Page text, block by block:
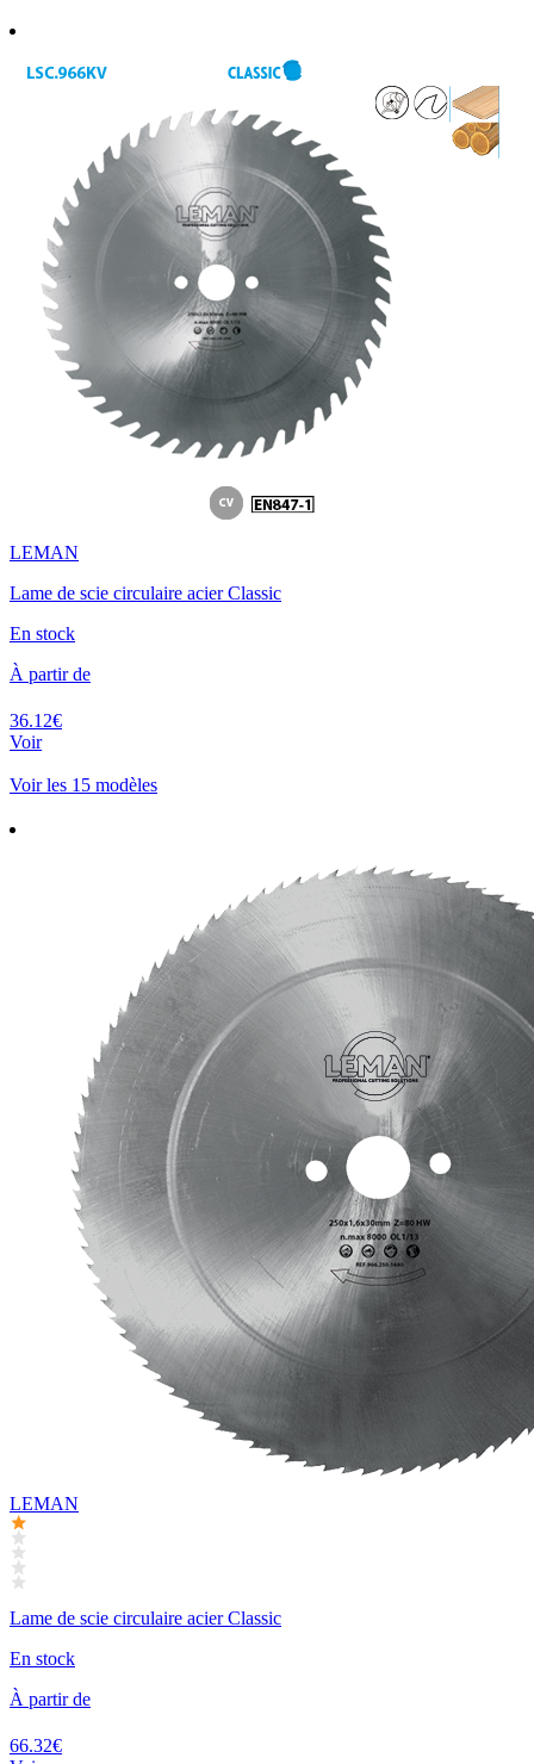
LEMAN
Lame de scie circulaire acier Classic
En stock
À partir de
36.12€
Voir
Voir les 15 modèles
LEMAN
Lame de scie circulaire acier Classic
En stock
À partir de
66.32€